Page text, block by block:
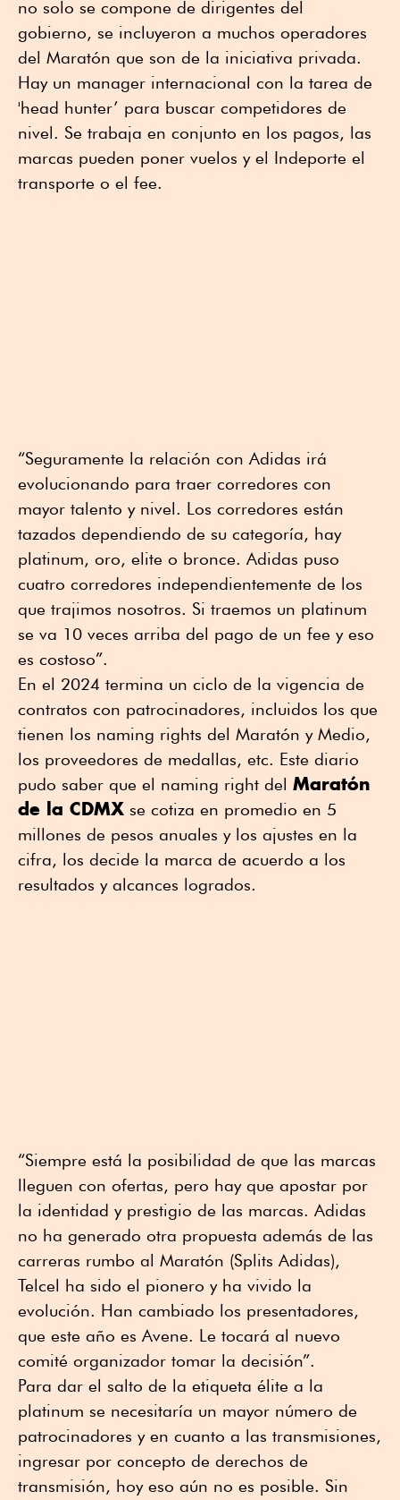
no solo se compone de dirigentes del
gobierno, se incluyeron a muchos operadores
del Maratón que son de la iniciativa privada.
Hay un manager internacional con la tarea de
'head hunter’ para buscar competidores de
nivel. Se trabaja en conjunto en los pagos, las
marcas pueden poner vuelos y el Indeporte el
transporte o el fee.
“Seguramente la relación con Adidas irá
evolucionando para traer corredores con
mayor talento y nivel. Los corredores están
tazados dependiendo de su categoría, hay
platinum, oro, elite o bronce. Adidas puso
cuatro corredores independientemente de los
que trajimos nosotros. Si traemos un platinum
se va 10 veces arriba del pago de un fee y eso
es costoso”.
En el 2024 termina un ciclo de la vigencia de
contratos con patrocinadores, incluidos los que
tienen los naming rights del Maratón y Medio,
los proveedores de medallas, etc. Este diario
pudo saber que el naming right del Maratón
de la CDMX se cotiza en promedio en 5
millones de pesos anuales y los ajustes en la
cifra, los decide la marca de acuerdo a los
resultados y alcances logrados.
“Siempre está la posibilidad de que las marcas
lleguen con ofertas, pero hay que apostar por
la identidad y prestigio de las marcas. Adidas
no ha generado otra propuesta además de las
carreras rumbo al Maratón (Splits Adidas),
Telcel ha sido el pionero y ha vivido la
evolución. Han cambiado los presentadores,
que este año es Avene. Le tocará al nuevo
comité organizador tomar la decisión”.
Para dar el salto de la etiqueta élite a la
platinum se necesitaría un mayor número de
patrocinadores y en cuanto a las transmisiones,
ingresar por concepto de derechos de
transmisión, hoy eso aún no es posible. Sin